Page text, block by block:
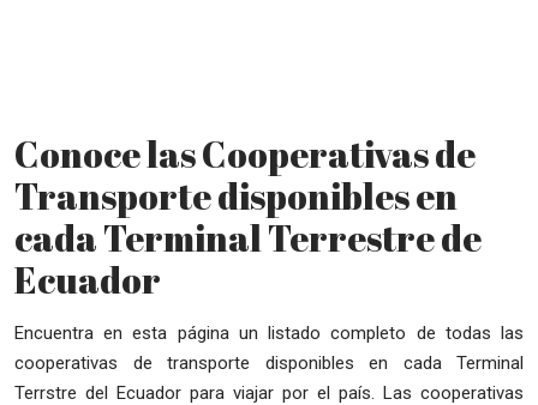
Conoce las Cooperativas de
Transporte disponibles en
cada Terminal Terrestre de
Ecuador
Encuentra en esta página un listado completo de todas las
cooperativas de transporte disponibles en cada Terminal
Terrstre del Ecuador para viajar por el país. Las cooperativas